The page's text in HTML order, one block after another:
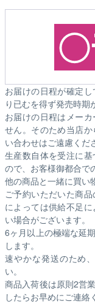
お届けの日程が確定
り已むを得ず発売時期
お届けの日程はメー
せん。そのため当店
い合わせはご遠慮くだ
生産数自体を受注に
ので、お客様御都合で
他の商品と一緒に買い
ご予約いただいた商
によっては供給不足
い場合がございます。
6ヶ月以上の極端な延
します。
速やかな発送のため
い。
商品入荷後は原則2営
したらお早めにご連絡